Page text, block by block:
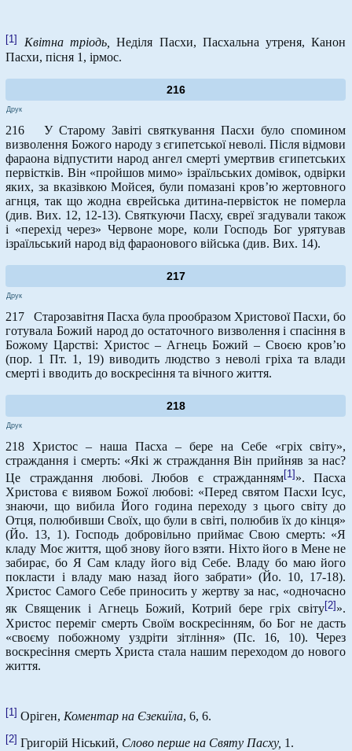
[1] Квітна тріодь,Неділя Пасхи, Пасхальна утреня, Канон
Пасхи, пісня 1, ірмос.
216
Друк
216 У Старому Завіті святкування Пасхи було спомином
визволення Божого народу з єгипетської неволі. Після відмови
фараона відпустити народ ангел смерті умертвив єгипетських
первістків. Він «пройшов мимо» ізраїльських домівок, одвірки
яких, за вказівкою Мойсея, були помазані кров’ю жертовного
агнця, так що жодна єврейська дитина-первісток не померла
(див. Вих. 12, 12-13). Святкуючи Пасху, євреї згадували також
і «перехід через» Червоне море, коли Господь Бог урятував
ізраїльський народ від фараонового війська (див. Вих. 14).
217
Друк
217 Старозавітня Пасха була прообразом Христової Пасхи, бо
готувала Божий народ до остаточного визволення і спасіння в
Божому Царстві: Христос – Агнець Божий – Своєю кров’ю
(пор. 1 Пт. 1, 19) виводить людство з неволі гріха та влади
смерті і вводить до воскресіння та вічного життя.
218
Друк
218 Христос – наша Пасха – бере на Себе «гріх світу»,
страждання і смерть: «Які ж страждання Він прийняв за нас?
Це страждання любові. Любов є стражданням[1] ». Пасха
Христова є виявом Божої любові: «Перед святом Пасхи Ісус,
знаючи, що вибила Його година переходу з цього світу до
Отця, полюбивши Своїх, що були в світі, полюбив їх до кінця»
(Йо. 13, 1). Господь добровільно приймає Свою смерть: «Я
кладу Моє життя, щоб знову його взяти. Ніхто його в Мене не
забирає, бо Я Сам кладу його від Себе. Владу бо маю його
покласти і владу маю назад його забрати» (Йо. 10, 17-18).
Христос Самого Себе приносить у жертву за нас, «одночасно
як Священик і Агнець Божий, Котрий бере гріх світу[2]».
Христос переміг смерть Своїм воскресінням, бо Бог не дасть
«своєму побожному уздріти зітління» (Пс. 16, 10). Через
воскресіння смерть Христа стала нашим переходом до нового
життя.
[1] Оріген, Коментар на Єзекиїла, 6, 6.
[2] Григорій Ніський, Слово перше на Святу Пасху, 1.